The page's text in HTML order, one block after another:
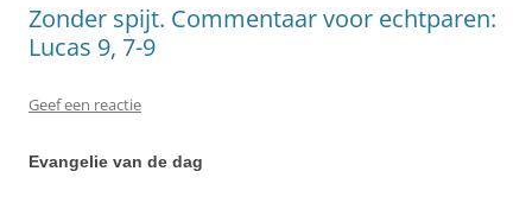
Zonder spijt. Commentaar voor echtparen:
Lucas 9, 7-9
Geef een reactie
Evangelie van de dag